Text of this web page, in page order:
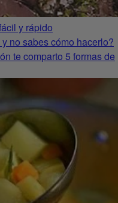
y rápido
no sabes cómo hacerlo?
te comparto 5 formas de